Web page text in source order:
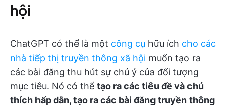
hội
ChatGPT có thể là một công cụ hữu ích cho các
nhà tiếp thị truyền thông xã hội muốn tạo ra
các bài đăng thu hút sự chú ý của đối tượng
mục tiêu. Nó có thể tạo ra các tiêu đề và chú
thích hấp dẫn, tạo ra các bài đăng truyền thông